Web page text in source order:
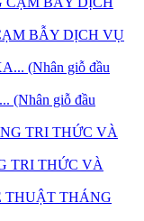
BẪY DỊCH VỤ
giỗ đầu
TRI THỨC VÀ